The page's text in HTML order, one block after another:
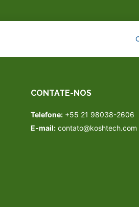
CONTATE-NOS
Telefone: +55 21 98038-2606
E-mail: contato@koshtech.com